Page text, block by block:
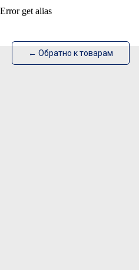
ИзотехПро
← Обратно к товарам
Error get alias